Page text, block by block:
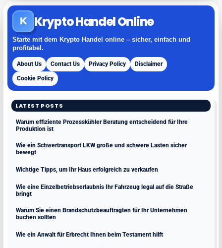
K Krypto Handel Online
Starte mit dem Krypto Handel online – sicher, einfach und
profitabel.
About Us Contact Us Privacy Policy Disclaimer
Cookie Policy
LATEST POSTS
Warum effiziente Prozesskühler Beratung entscheidend für Ihre
Produktion ist
Wie ein Schwertransport LKW große und schwere Lasten sicher
bewegt
Wichtige Tipps, um Ihr Haus erfolgreich zu verkaufen
Wie eine Einzelbetriebserlaubnis Ihr Fahrzeug legal auf die Straße
bringt
Warum Sie einen Brandschutzbeauftragten für Ihr Unternehmen
buchen sollten
Wie ein Anwalt für Erbrecht Ihnen beim Testament hilft